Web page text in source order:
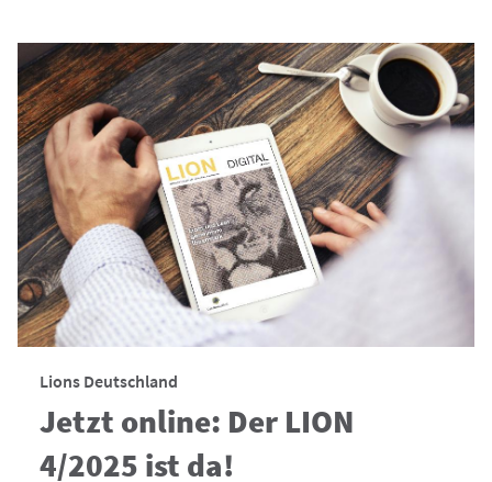
Lions Deutschland
Jetzt online: Der LION
4/2025 ist da!